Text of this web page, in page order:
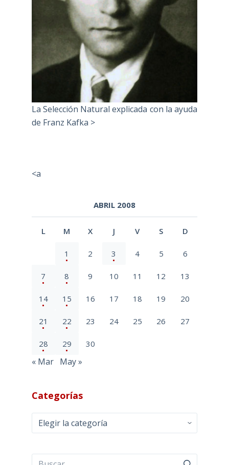
La Selección Natural explicada con la ayuda
de Franz Kafka >
<a
ABRIL 2008
L M X J V S D
1 2 3 4 5 6
7 8 9 10 11 12 13
14 15 16 17 18 19 20
21 22 23 24 25 26 27
28 29 30
« Mar May »
Categorías
Categorías